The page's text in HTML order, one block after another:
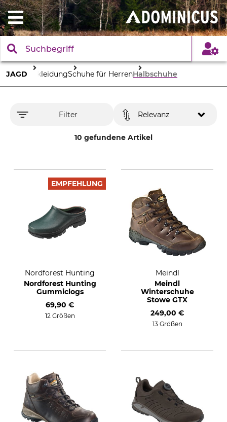
JAGD BekleidungSchuhe für HerrenHalbschuhe
Filter
10 gefundene Artikel
Relevanz
EMPFEHLUNG
Nordforest Hunting
Nordforest Hunting
Gummiclogs
69,90 €
12 Größen
Meindl
Meindl
Winterschuhe
Stowe GTX
249,00 €
13 Größen